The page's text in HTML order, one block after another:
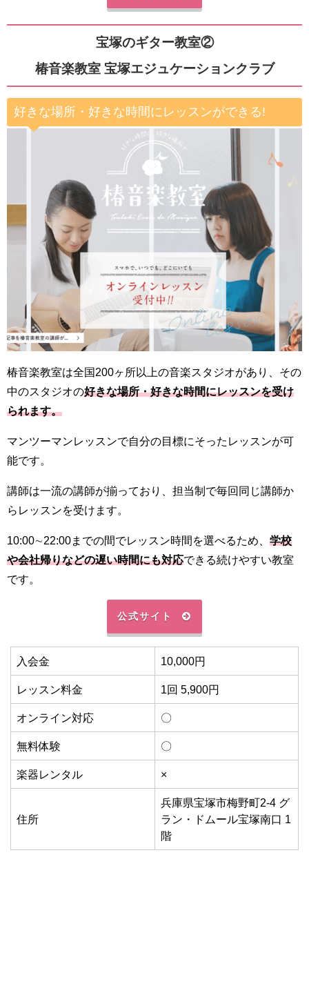
宝塚のギター教室②
椿音楽教室 宝塚エジュケーションクラブ
好きな場所・好きな時間にレッスンができる!
椿音楽教室は全国200ヶ所以上の音楽スタジオがあり、その
中のスタジオの好きな場所・好きな時間にレッスンを受け
られます。
マンツーマンレッスンで自分の目標にそったレッスンが可
能です。
講師は一流の講師が揃っており、担当制で毎回同じ講師か
らレッスンを受けます。
10:00∼22:00までの間でレッスン時間を選べるため、 学校
や会社帰りなどの遅い時間にも対応できる続けやすい教室
です。
公式サイト
入会金 10,000円
レッスン料金 1回 5,900円
オンライン対応 〇
無料体験 〇
楽器レンタル ×
住所
兵庫県宝塚市梅野町2-4 グ
ラン・ドムール宝塚南口 1
階